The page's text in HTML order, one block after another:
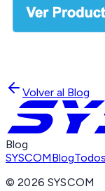
Volver al Blog
Blog
SYSCOMBlog
©2026 SYSCOM